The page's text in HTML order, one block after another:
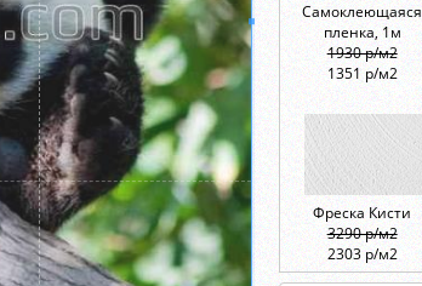
Самоклеющаяся
пленка, 1м
1930 р/м2
1351 р/м2
Фреска Кисти
3290 р/м2
2303 р/м2